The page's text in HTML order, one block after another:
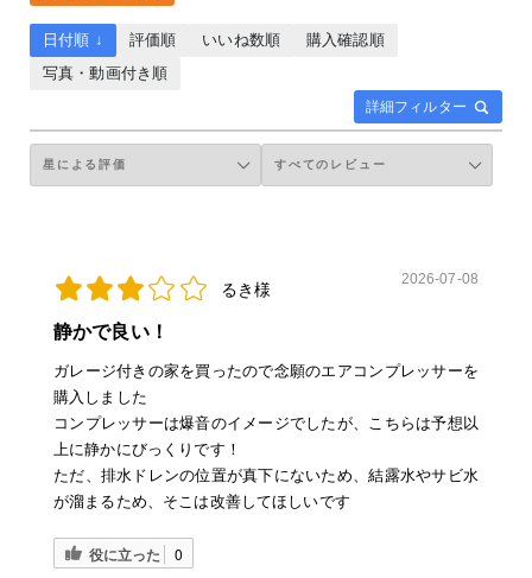
詳細フィルター
日付順 ↓ 評価順 いいね数順
購入確認順
写真・動画付き順
るき様
2026-07-08
静かで良い！
ガレージ付きの家を買ったので念願のエアコンプレッサーを
購入しました
コンプレッサーは爆音のイメージでしたが、こちらは予想以
上に静かにびっくりです！
ただ、排水ドレンの位置が真下にないため、結露水やサビ水
が溜まるため、そこは改善してほしいです
役に立った 0